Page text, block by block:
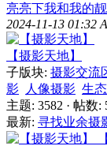
亮亮下我和我的
2024-11-13 01:32
【摄影天地】
子版块: 摄影交流
影
人像摄影 生
主题: 3582 · 帖数:
最新: 寻找业余摄